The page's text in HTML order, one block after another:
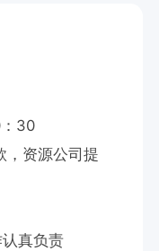
30
，资源公司提
真负责